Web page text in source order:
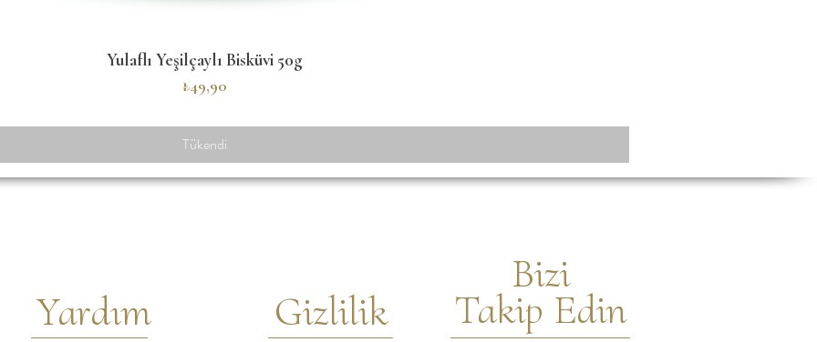
Hızlı Bakış
Yulaflı Yeşilçaylı Bisküvi 50g
Fiyat
₺49,90
Tükendi
Yardım Gizlilik
Bizi
Takip Edin